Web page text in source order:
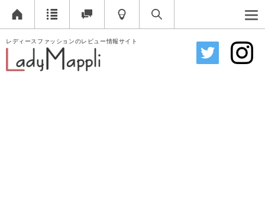
レディースファッションのレビュー情報サイト